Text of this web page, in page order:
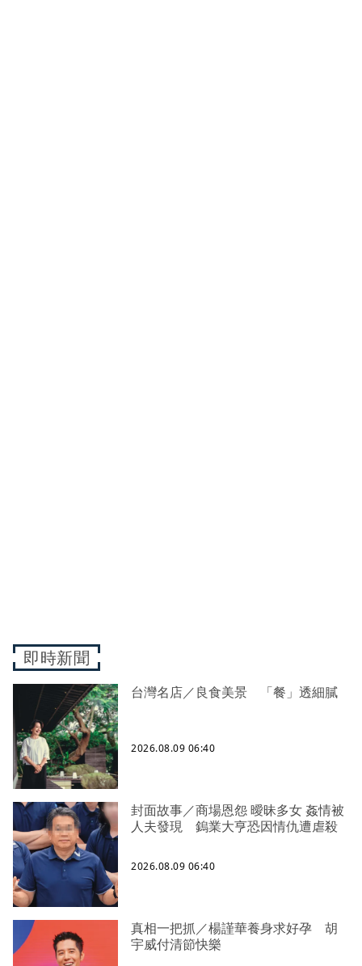
即時新聞
台灣名店／良食美景 「餐」透細膩
2026.08.09 06:40
封面故事／商場恩怨 曖昧多女 姦情被
人夫發現 鎢業大亨恐因情仇遭虐殺
2026.08.09 06:40
真相一把抓／楊謹華養身求好孕 胡
宇威付清節快樂